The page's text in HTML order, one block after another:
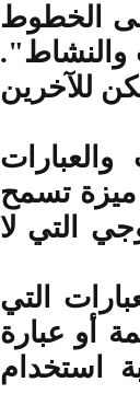
الخطوط
والنشاط".
للآخرين
تسمح
التي لا
التي
أو عبارة
استخدام